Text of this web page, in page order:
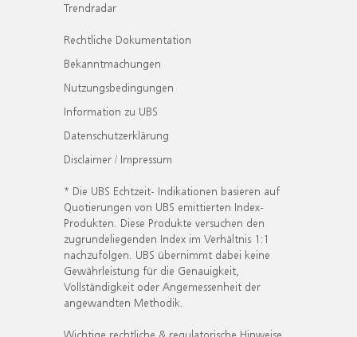
Trendradar
Rechtliche Dokumentation
Bekanntmachungen
Nutzungsbedingungen
Information zu UBS
Datenschutzerklärung
Disclaimer / Impressum
* Die UBS Echtzeit- Indikationen basieren auf
Quotierungen von UBS emittierten Index-
Produkten. Diese Produkte versuchen den
zugrundeliegenden Index im Verhältnis 1:1
nachzufolgen. UBS übernimmt dabei keine
Gewährleistung für die Genauigkeit,
Vollständigkeit oder Angemessenheit der
angewandten Methodik.